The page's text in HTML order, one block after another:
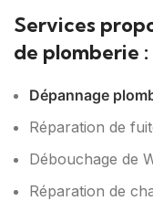
Services
de plomberie :
Dépannage
Réparation de
Débouchage de
Réparation de